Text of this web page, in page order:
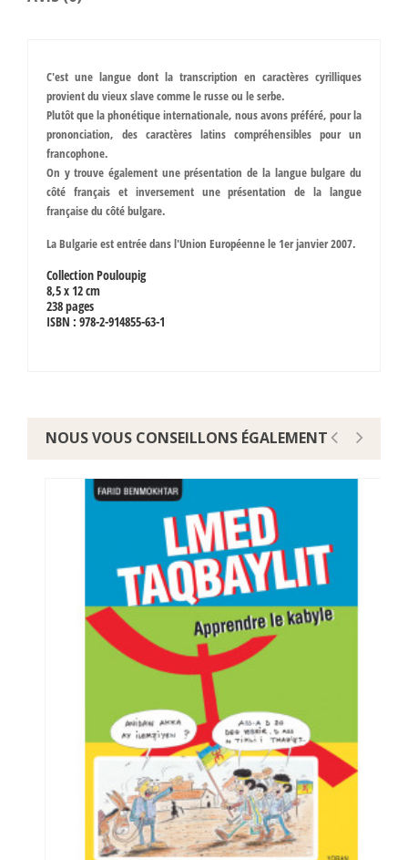
C'est une langue dont la transcription en caractères cyrilliques
provient du vieux slave comme le russe ou le serbe.
Plutôt que la phonétique internationale, nous avons préféré, pour la
prononciation, des caractères latins compréhensibles pour un
francophone.
On y trouve également une présentation de la langue bulgare du
côté français et inversement une présentation de la langue
française du côté bulgare.
La Bulgarie est entrée dans l'Union Européenne le 1er janvier 2007.
Collection Pouloupig
8,5 x 12 cm
238 pages
ISBN : 978-2-914855-63-1
NOUS VOUS CONSEILLONS ÉGALEMENT